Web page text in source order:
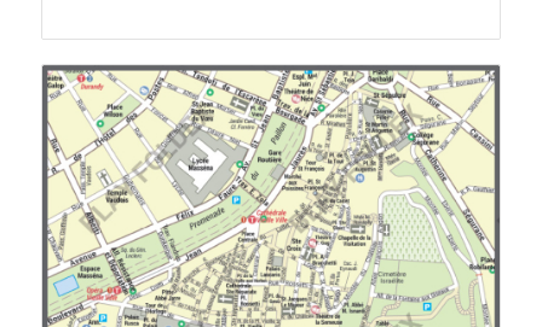
prix :
46.50 €
à
173.00 €